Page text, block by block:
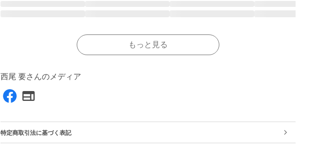
もっと見る
西尾 要さんのメディア
特定商取引法に基づく表記